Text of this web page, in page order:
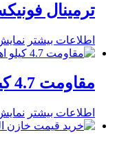
ترمینال فونیکس رایت 2 پین /
اطلاعات بیشتر
مقاومت 4.7 کیلو اهم 1/4 وات
اطلاعات بیشتر